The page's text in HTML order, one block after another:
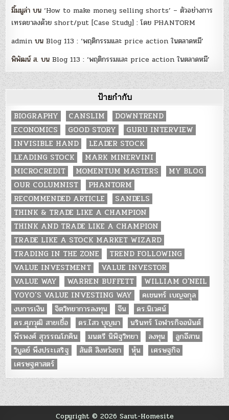
มิ้มมูล่า บน‘How to make money selling shorts’ – ตัวอย่างการ
เทรดขาลงด้วย short/put [Case Study] : โดย PHANTORM
admin บนBlog 113 : ‘พฤติกรรมและ price action ในตลาดหมี’
พิพัฒน์ ส. บนBlog 113 : ‘พฤติกรรมและ price action ในตลาดหมี’
ป้ายกำกับ
BIOGRAPHY CANSLIM
DOWNTREND
ECONOMICS
GOOD STORY
GURU INTERVIEW
INVISIBLE HAND
LEADER STOCK
LEADING STOCK
MARK MINERVINI
MICROCREDIT
MOMENTUM MASTERS
MY BLOG
OUR COLUMNIST
PHANTORM
RECOMMENDED ARTICLE
SANDELS
THINK & TRADE LIKE A CHAMPION
THINK AND TRADE LIKE A CHAMPION
TRADE LIKE A STOCK MARKET WIZARD
TRADING IN THE ZONE
TREND FOLLOWING
VALUE INVESTMENT
VALUE INVESTOR
VALUE WAY
WARREN BUFFETT
WILLIAM O'NEIL
YOYO’S VALUE INVESTING WAY
คเชนทร์ เบญจกุล
งบการเงิน
จิตวิทยาการลงทุน จีน
ดร.นิเวศน์
ดร.ศุภวุฒิ สายเชื้อ
ดร.ไสว บุญมา
นรินทร์ โอฬารกิจอนันต์
พีรพงศ์ สุวรรณโภคิน
มนตรี นิพิฐวิทยา ลงทุน
ลูกอีสาน
วิบูลย์ พึงประเสริฐ
สันติ สิงหวังชา หุ้น
เศรษฐกิจ
เศรษฐศาสตร์
Copyright © 2026 Sarut-Homesite